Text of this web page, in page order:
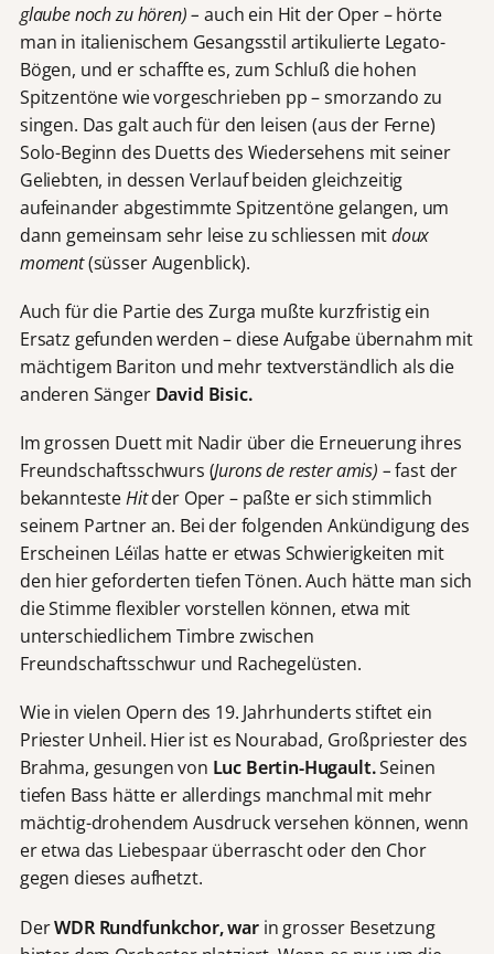
glaube noch zu hören) –auch ein Hit der Oper – hörte
man in italienischem Gesangsstil artikulierte Legato-
Bögen, und er schaffte es, zum Schluß die hohen
Spitzentöne wie vorgeschrieben pp – smorzando zu
singen. Das galt auch für den leisen (aus der Ferne)
Solo-Beginn des Duetts des Wiedersehens mit seiner
Geliebten, in dessen Verlauf beiden gleichzeitig
aufeinander abgestimmte Spitzentöne gelangen, um
dann gemeinsam sehr leise zu schliessen mitdoux
moment(süsser Augenblick).
Auch für die Partie des Zurga mußte kurzfristig ein
Ersatz gefunden werden – diese Aufgabe übernahm mit
mächtigem Bariton und mehr textverständlich als die
anderen Sänger David Bisic.
Im grossen Duett mit Nadir über die Erneuerung ihres
Freundschaftsschwurs (Jurons de rester amis) –fast der
bekanntesteHitder Oper – paßte er sich stimmlich
seinem Partner an. Bei der folgenden Ankündigung des
Erscheinen Léïlas hatte er etwas Schwierigkeiten mit
den hier geforderten tiefen Tönen. Auch hätte man sich
die Stimme flexibler vorstellen können, etwa mit
unterschiedlichem Timbre zwischen
Freundschaftsschwur und Rachegelüsten.
Wie in vielen Opern des 19. Jahrhunderts stiftet ein
Priester Unheil. Hier ist es Nourabad, Großpriester des
Brahma, gesungen von Luc Bertin-Hugault.Seinen
tiefen Bass hätte er allerdings manchmal mit mehr
mächtig-drohendem Ausdruck versehen können, wenn
er etwa das Liebespaar überrascht oder den Chor
gegen dieses aufhetzt.
DerWDR Rundfunkchor, war in grosser Besetzung